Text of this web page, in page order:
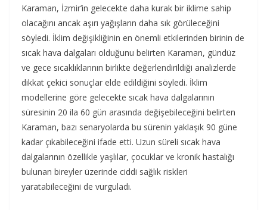
Karaman, İzmir’in gelecekte daha kurak bir iklime sahip
olacağını ancak aşırı yağışların daha sık görüleceğini
söyledi. İklim değişikliğinin en önemli etkilerinden birinin de
sıcak hava dalgaları olduğunu belirten Karaman, gündüz
ve gece sıcaklıklarının birlikte değerlendirildiği analizlerde
dikkat çekici sonuçlar elde edildiğini söyledi. İklim
modellerine göre gelecekte sıcak hava dalgalarının
süresinin 20 ila 60 gün arasında değişebileceğini belirten
Karaman, bazı senaryolarda bu sürenin yaklaşık 90 güne
kadar çıkabileceğini ifade etti. Uzun süreli sıcak hava
dalgalarının özellikle yaşlılar, çocuklar ve kronik hastalığı
bulunan bireyler üzerinde ciddi sağlık riskleri
yaratabileceğini de vurguladı.